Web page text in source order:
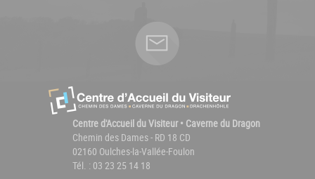
Centre d'Accueil du Visiteur • Caverne du Dragon
Chemin des Dames - RD 18 CD
02160 Oulches-la-Vallée-Foulon
Tél. : 03 23 25 14 18